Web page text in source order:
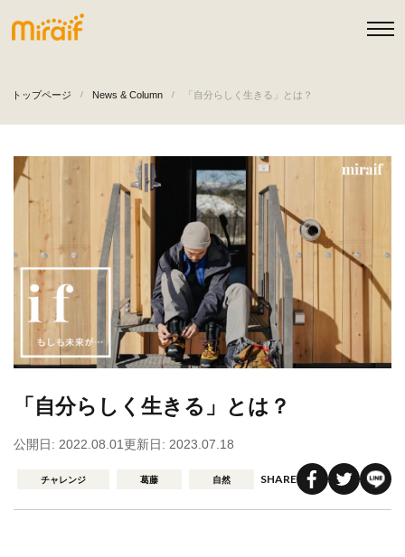
トップページ News & Column 「自分らしく生きる」とは？
「自分らしく生きる」とは？
公開日: 2022.08.01更新日: 2023.07.18
チャレンジ 葛藤 自然 SHARE